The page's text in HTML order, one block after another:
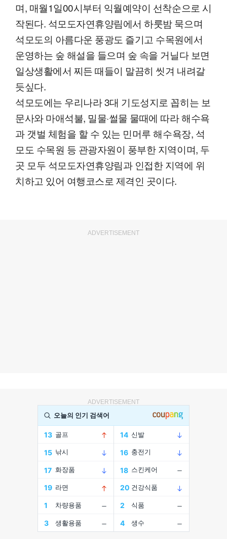
며, 매월1일00시부터 익월예약이 선착순으로 시
작된다. 석모도자연휴양림에서 하룻밤 묵으며
석모도의 아름다운 풍광도 즐기고 수목원에서
운영하는 숲 해설을 들으며 숲 속을 거닐다 보면
일상생활에서 찌든 때들이 말끔히 씻겨 내려갈
듯싶다.
석모도에는 우리나라 3대 기도성지로 꼽히는 보
문사와 마애석불, 밀물·썰물 물때에 따라 해수욕
과 갯벌 체험을 할 수 있는 민머루 해수욕장, 석
모도 수목원 등 관광자원이 풍부한 지역이며, 두
곳 모두 석모도자연휴양림과 인접한 지역에 위
치하고 있어 여행코스로 제격인 곳이다.
ADVERTISEMENT
ADVERTISEMENT